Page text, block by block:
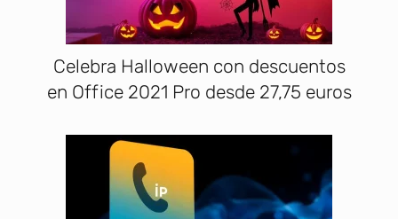
Celebra Halloween con descuentos
en Office 2021 Pro desde 27,75 euros